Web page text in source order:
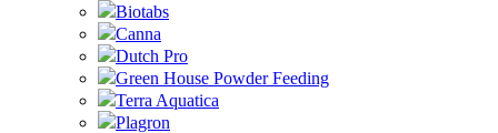
Biotabs
Canna
Dutch Pro
Green House Powder Feeding
Terra Aquatica
Plagron